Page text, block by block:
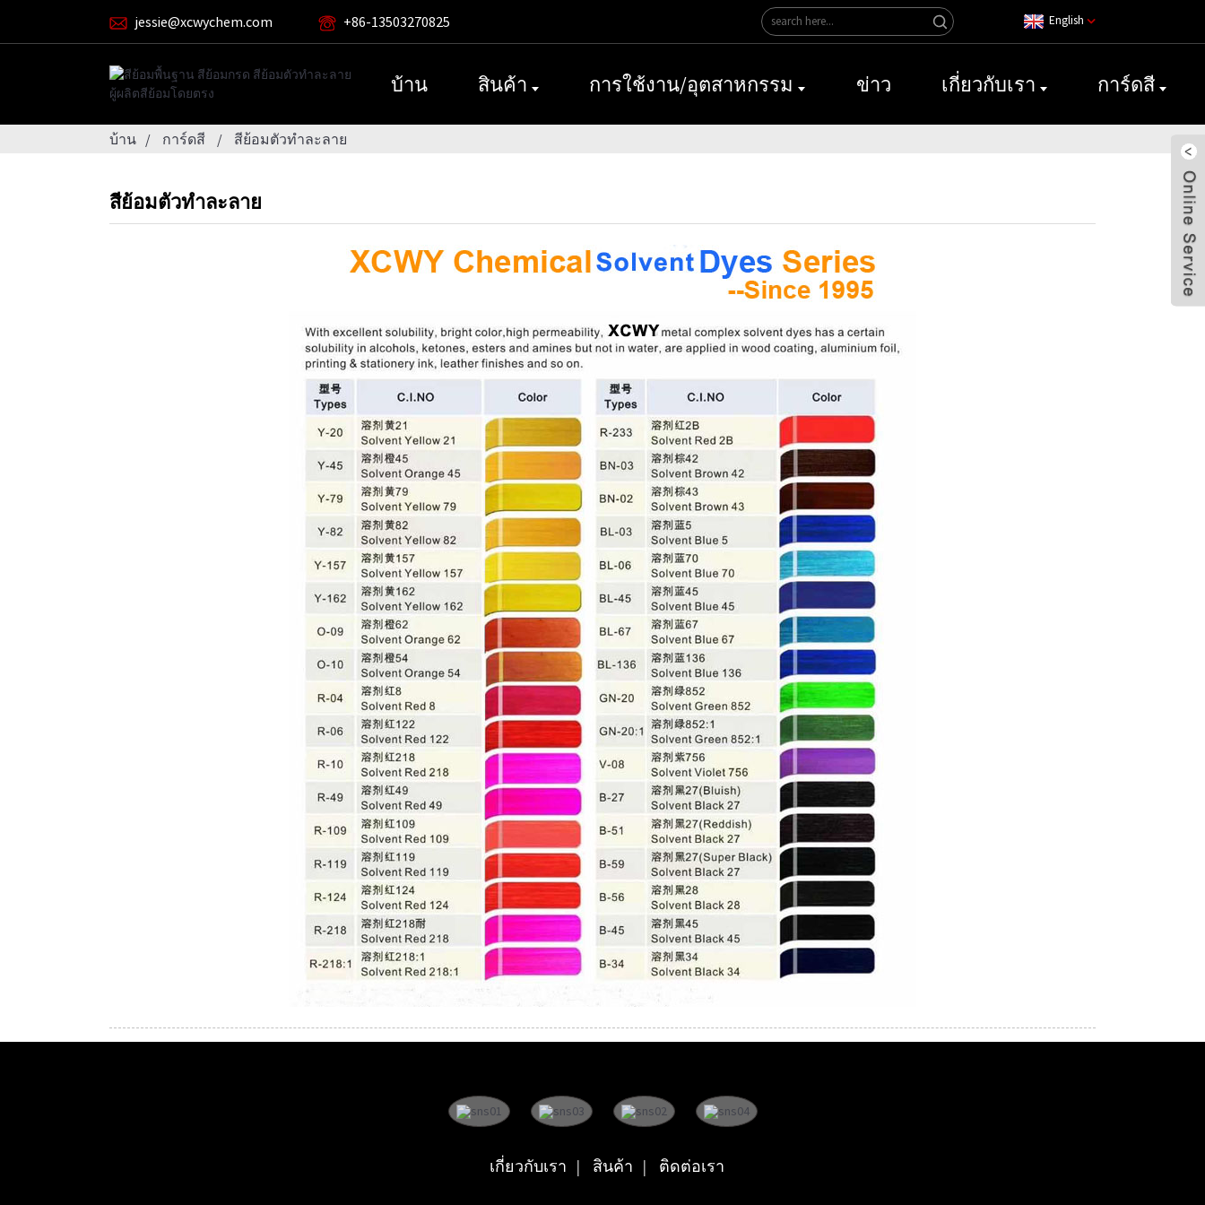
jessie@xcwychem.com +86-13503270825 English
บ้าน สินค้า การใช้งาน/อุตสาหกรรม ข่าว เกี่ยวกับเรา การ์ดสี
บ้าน การ์ดสี สีย้อมตัวทำละลาย
สีย้อมตัวทำละลาย
เกี่ยวกับเรา สินค้า ติดต่อเรา